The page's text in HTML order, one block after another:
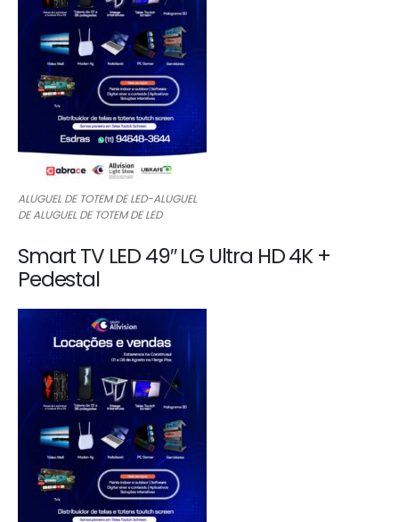
ALUGUEL DE TOTEM DE LED-ALUGUEL
DE ALUGUEL DE TOTEM DE LED
Smart TV LED 49″ LG Ultra HD 4K +
Pedestal